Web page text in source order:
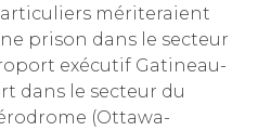
mériteraient
prison dans le secteur
exécutif Gatineau-
dans le secteur du
(Ottawa-